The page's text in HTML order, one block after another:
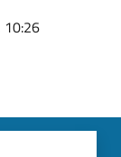
10:26